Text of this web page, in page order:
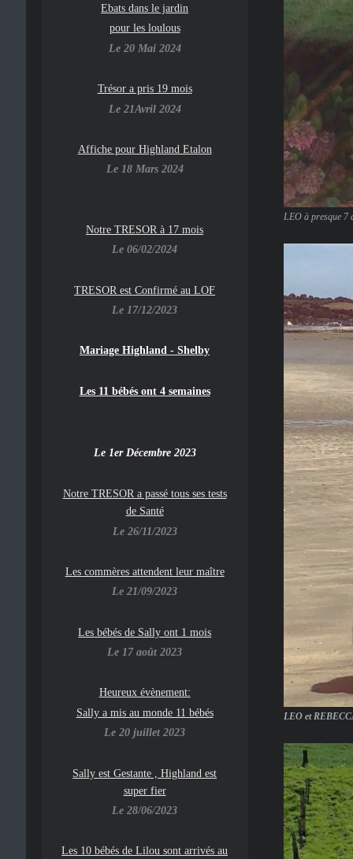
LEO à presque 7
LEO et
Ebats dans le jardin
pour les loulous
Le 20 Mai 2024
Trésor a pris 19 mois
Le 21Avril 2024
Affiche pour Highland Etalon
Le 18 Mars 2024
Notre TRESOR à 17 mois
Le 06/02/2024
TRESOR est Confirmé au LOF
Le 17/12/2023
Mariage Highland - Shelby
Les 11 bébés ont 4 semaines
Le 1er Décembre 2023
Notre TRESOR a passé tous ses tests
de Santé
Le 26/11/2023
Les commères attendent leur maître
Le 21/09/2023
Les bébés de Sally ont 1 mois
Le 17 août 2023
Heureux évènement:
Sally a mis au monde 11 bébés
Le 20 juillet 2023
Sally est Gestante , Highland est
super fier
Le 28/06/2023
Les 10 bébés de Lilou sont arrivés au